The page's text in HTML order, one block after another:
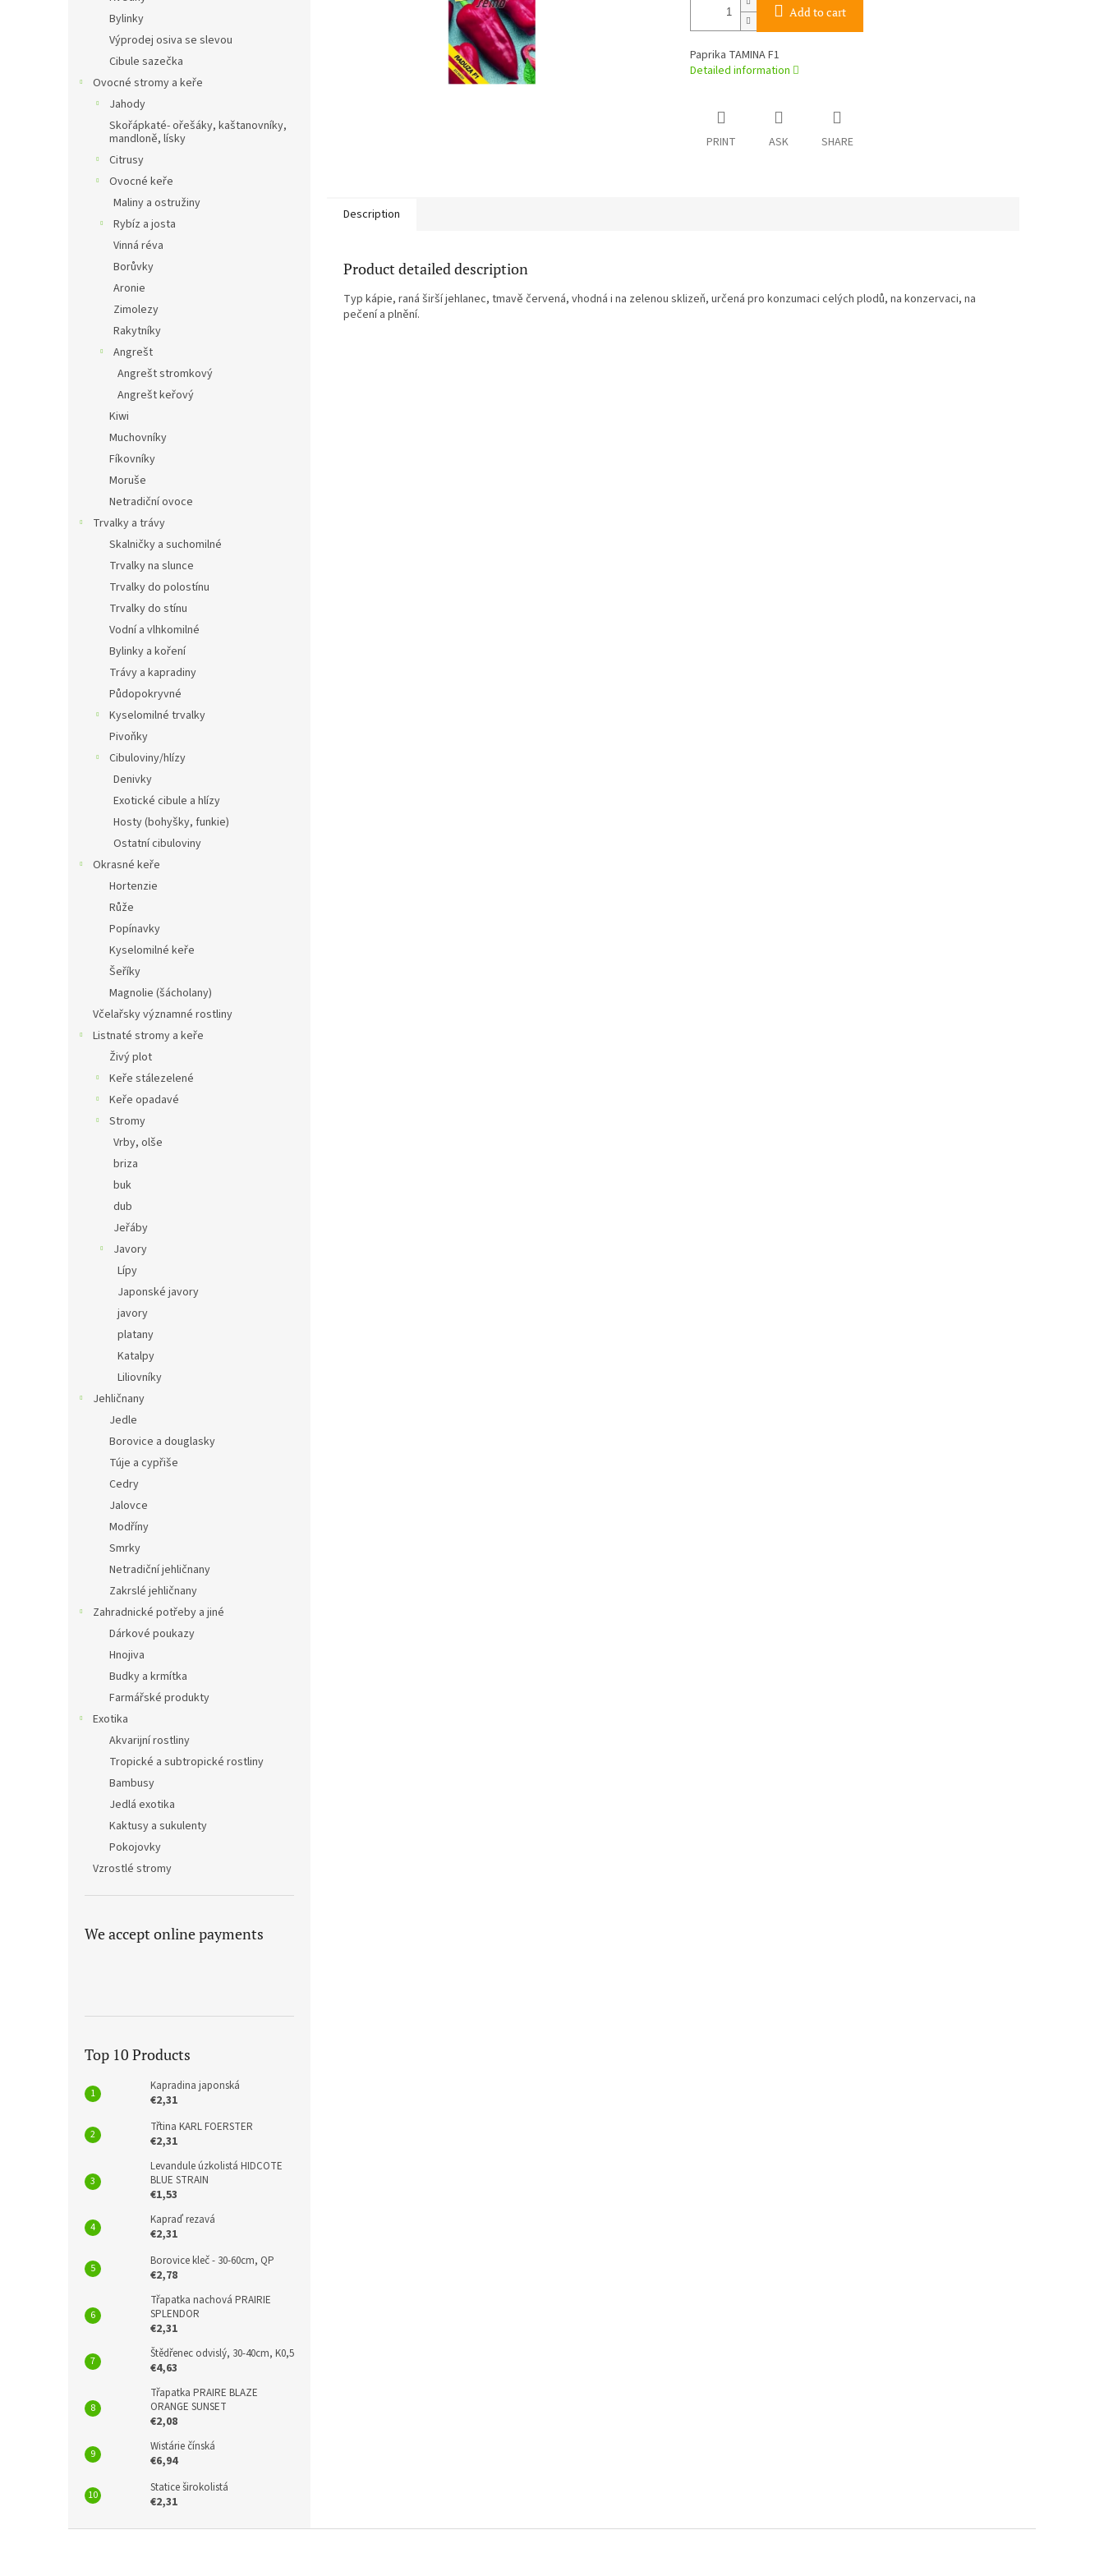
Bylinky
Výprodej osiva se slevou
Cibule sazečka
Ovocné stromy a keře
Jahody
Skořápkaté- ořešáky, kaštanovníky,
mandloně, lísky
Citrusy
Ovocné keře
Maliny a ostružiny
Rybíz a josta
Vinná réva
Borůvky
Aronie
Zimolezy
Rakytníky
Angrešt
Angrešt stromkový
Angrešt keřový
Kiwi
Muchovníky
Fíkovníky
Moruše
Netradiční ovoce
Trvalky a trávy
Skalničky a suchomilné
Trvalky na slunce
Trvalky do polostínu
Trvalky do stínu
Vodní a vlhkomilné
Bylinky a koření
Trávy a kapradiny
Půdopokryvné
Kyselomilné trvalky
Pivoňky
Cibuloviny/hlízy
Denivky
Exotické cibule a hlízy
Hosty (bohyšky, funkie)
Ostatní cibuloviny
Okrasné keře
Hortenzie
Růže
Popínavky
Kyselomilné keře
Šeříky
Magnolie (šácholany)
Včelařsky významné rostliny
Listnaté stromy a keře
Živý plot
Keře stálezelené
Keře opadavé
Stromy
Vrby, olše
briza
buk
dub
Jeřáby
Javory
Lípy
Japonské javory
javory
platany
Katalpy
Liliovníky
Jehličnany
Jedle
Borovice a douglasky
Túje a cypřiše
Cedry
Jalovce
Modříny
Smrky
Netradiční jehličnany
Zakrslé jehličnany
Zahradnické potřeby a jiné
Dárkové poukazy
Hnojiva
Budky a krmítka
Farmářské produkty
Exotika
Akvarijní rostliny
Tropické a subtropické rostliny
Bambusy
Jedlá exotika
Kaktusy a sukulenty
Pokojovky
Vzrostlé stromy
We accept online payments
Top 10 Products
Kapradina japonská
€2,31
Třtina KARL FOERSTER
€2,31
Levandule úzkolistá HIDCOTE
BLUE STRAIN
€1,53
Kapraď rezavá
€2,31
Borovice kleč - 30-60cm, QP
€2,78
Třapatka nachová PRAIRIE
SPLENDOR
€2,31
Štědřenec odvislý, 30-40cm, K0,5
€4,63
Třapatka PRAIRE BLAZE
ORANGE SUNSET
€2,08
Wistárie čínská
€6,94
Statice širokolistá
€2,31
Add to cart
Paprika TAMINA F1
Detailed information
PRINT ASK SHARE
Description
Product detailed description
Typ kápie, raná širší jehlanec, tmavě červená, vhodná i na zelenou sklizeň, určená pro konzumaci celých plodů, na konzervaci, na
pečení a plnění.